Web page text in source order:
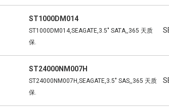
ST1000DM014
ST1000DM014,SEAGATE,3.5" SATA,,365 天质
保.
ST24000NM007H
ST24000NM007H,SEAGATE,3.5" SAS,,365 天质
保.